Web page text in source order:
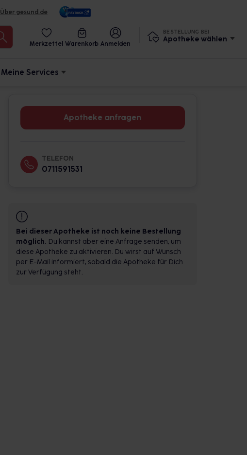
Über gesund.de
Merkzettel Warenkorb Anmelden
BESTELLUNG BEI
Apotheke wählen
Meine Services
Apotheke anfragen
TELEFON
0711591531
Bei dieser Apotheke ist noch keine Bestellung
möglich. Du kannst aber eine Anfrage senden, um
diese Apotheke zu aktivieren. Du wirst auf Wunsch
per E-Mail informiert, sobald die Apotheke für Dich
zur Verfügung steht.